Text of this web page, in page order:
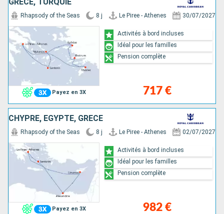
GRÈCE, TURQUIE
Payez en 3X
Rhapsody of the Seas 8 j Le Piree - Athenes 30/07/2027
717 €
Activités à bord incluses
Idéal pour les familles
Pension complète
CHYPRE, EGYPTE, GRÈCE
Payez en 3X
Rhapsody of the Seas 8 j Le Piree - Athenes 02/07/2027
982 €
Activités à bord incluses
Idéal pour les familles
Pension complète